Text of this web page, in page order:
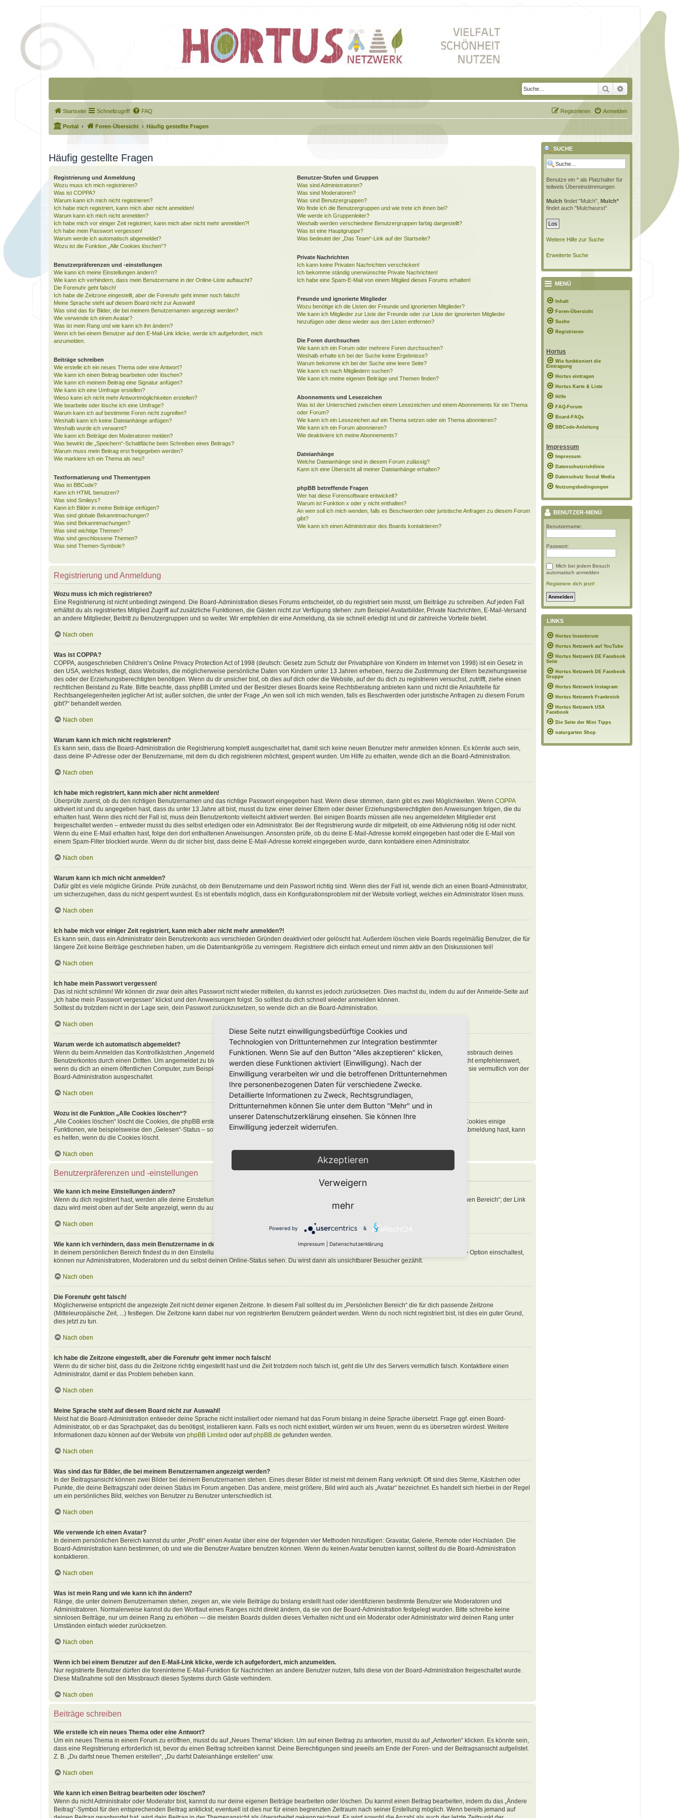
Suche Erweiterte Suche
Startseite Schnellzugriff FAQ Anmelden
Registrieren
Portal Foren-Übersicht Häufig gestellte Fragen
Häufig gestellte Fragen
Registrierung und Anmeldung
Wozu muss ich mich registrieren?
Was ist COPPA?
Warum kann ich mich nicht registrieren?
Ich habe mich registriert, kann mich aber nicht anmelden!
Warum kann ich mich nicht anmelden?
Ich habe mich vor einiger Zeit registriert, kann mich aber nicht mehr anmelden?!
Ich habe mein Passwort vergessen!
Warum werde ich automatisch abgemeldet?
Wozu ist die Funktion „Alle Cookies löschen“?
Benutzerpräferenzen und -einstellungen
Wie kann ich meine Einstellungen ändern?
Wie kann ich verhindern, dass mein Benutzername in der Online-Liste auftaucht?
Die Forenuhr geht falsch!
Ich habe die Zeitzone eingestellt, aber die Forenuhr geht immer noch falsch!
Meine Sprache steht auf diesem Board nicht zur Auswahl!
Was sind das für Bilder, die bei meinem Benutzernamen angezeigt werden?
Wie verwende ich einen Avatar?
Was ist mein Rang und wie kann ich ihn ändern?
Wenn ich bei einem Benutzer auf den E-Mail-Link klicke, werde ich aufgefordert, mich
anzumelden.
Beiträge schreiben
Wie erstelle ich ein neues Thema oder eine Antwort?
Wie kann ich einen Beitrag bearbeiten oder löschen?
Wie kann ich meinem Beitrag eine Signatur anfügen?
Wie kann ich eine Umfrage erstellen?
Wieso kann ich nicht mehr Antwortmöglichkeiten erstellen?
Wie bearbeite oder lösche ich eine Umfrage?
Warum kann ich auf bestimmte Foren nicht zugreifen?
Weshalb kann ich keine Dateianhänge anfügen?
Weshalb wurde ich verwarnt?
Wie kann ich Beiträge den Moderatoren melden?
Was bewirkt die „Speichern“-Schaltfläche beim Schreiben eines Beitrags?
Warum muss mein Beitrag erst freigegeben werden?
Wie markiere ich ein Thema als neu?
Textformatierung und Thementypen
Was ist BBCode?
Kann ich HTML benutzen?
Was sind Smileys?
Kann ich Bilder in meine Beiträge einfügen?
Was sind globale Bekanntmachungen?
Was sind Bekanntmachungen?
Was sind wichtige Themen?
Was sind geschlossene Themen?
Was sind Themen-Symbole?
Benutzer-Stufen und Gruppen
Was sind Administratoren?
Was sind Moderatoren?
Was sind Benutzergruppen?
Wo finde ich die Benutzergruppen und wie trete ich ihnen bei?
Wie werde ich Gruppenleiter?
Weshalb werden verschiedene Benutzergruppen farbig dargestellt?
Was ist eine Hauptgruppe?
Was bedeutet der „Das Team“-Link auf der Startseite?
Private Nachrichten
Ich kann keine Privaten Nachrichten verschicken!
Ich bekomme ständig unerwünschte Private Nachrichten!
Ich habe eine Spam-E-Mail von einem Mitglied dieses Forums erhalten!
Freunde und ignorierte Mitglieder
Wozu benötige ich die Listen der Freunde und ignorierten Mitglieder?
Wie kann ich Mitglieder zur Liste der Freunde oder zur Liste der ignorierten Mitglieder
hinzufügen oder diese wieder aus den Listen entfernen?
Die Foren durchsuchen
Wie kann ich ein Forum oder mehrere Foren durchsuchen?
Weshalb erhalte ich bei der Suche keine Ergebnisse?
Warum bekomme ich bei der Suche eine leere Seite?
Wie kann ich nach Mitgliedern suchen?
Wie kann ich meine eigenen Beiträge und Themen finden?
Abonnements und Lesezeichen
Was ist der Unterschied zwischen einem Lesezeichen und einem Abonnements für ein Thema
oder Forum?
Wie kann ich ein Lesezeichen auf ein Thema setzen oder ein Thema abonnieren?
Wie kann ich ein Forum abonnieren?
Wie deaktiviere ich meine Abonnements?
Dateianhänge
Welche Dateianhänge sind in diesem Forum zulässig?
Kann ich eine Übersicht all meiner Dateianhänge erhalten?
phpBB betreffende Fragen
Wer hat diese Forensoftware entwickelt?
Warum ist Funktion x oder y nicht enthalten?
An wen soll ich mich wenden, falls es Beschwerden oder juristische Anfragen zu diesem Forum
gibt?
Wie kann ich einen Administrator des Boards kontaktieren?
Registrierung und Anmeldung
Wozu muss ich mich registrieren?
Eine Registrierung ist nicht unbedingt zwingend. Die Board-Administration dieses Forums entscheidet, ob du registriert sein musst, um Beiträge zu schreiben. Auf jeden Fall
erhältst du als registriertes Mitglied Zugriff auf zusätzliche Funktionen, die Gästen nicht zur Verfügung stehen: zum Beispiel Avatarbilder, Private Nachrichten, E-Mail-Versand
an andere Mitglieder, Beitritt zu Benutzergruppen und so weiter. Wir empfehlen dir eine Anmeldung, da sie schnell erledigt ist und dir zahlreiche Vorteile bietet.
Nach oben
Was ist COPPA?
COPPA, ausgeschrieben Children’s Online Privacy Protection Act of 1998 (deutsch: Gesetz zum Schutz der Privatsphäre von Kindern im Internet von 1998) ist ein Gesetz in
den USA, welches festlegt, dass Websites, die möglicherweise persönliche Daten von Kindern unter 13 Jahren erheben, hierzu die Zustimmung der Eltern beziehungsweise
des oder der Erziehungsberechtigten benötigen. Wenn du dir unsicher bist, ob dies auf dich oder die Website, auf der du dich zu registrieren versuchst, zutrifft, ziehe einen
rechtlichen Beistand zu Rate. Bitte beachte, dass phpBB Limited und der Besitzer dieses Boards keine Rechtsberatung anbieten kann und nicht die Anlaufstelle für
Rechtsangelegenheiten jeglicher Art ist; außer solchen, die unter der Frage „An wen soll ich mich wenden, falls es Beschwerden oder juristische Anfragen zu diesem Forum
gibt?“ behandelt werden.
Nach oben
Warum kann ich mich nicht registrieren?
Es kann sein, dass die Board-Administration die Registrierung komplett ausgeschaltet hat, damit sich keine neuen Benutzer mehr anmelden können. Es könnte auch sein,
dass deine IP-Adresse oder der Benutzername, mit dem du dich registrieren möchtest, gesperrt wurden. Um Hilfe zu erhalten, wende dich an die Board-Administration.
Nach oben
Ich habe mich registriert, kann mich aber nicht anmelden!
Überprüfe zuerst, ob du den richtigen Benutzernamen und das richtige Passwort eingegeben hast. Wenn diese stimmen, dann gibt es zwei Möglichkeiten. Wenn COPPA
aktiviert ist und du angegeben hast, dass du unter 13 Jahre alt bist, musst du bzw. einer deiner Eltern oder deiner Erziehungsberechtigten den Anweisungen folgen, die du
erhalten hast. Wenn dies nicht der Fall ist, muss dein Benutzerkonto vielleicht aktiviert werden. Bei einigen Boards müssen alle neu angemeldeten Mitglieder erst
freigeschaltet werden – entweder musst du dies selbst erledigen oder ein Administrator. Bei der Registrierung wurde dir mitgeteilt, ob eine Aktivierung nötig ist oder nicht.
Wenn du eine E-Mail erhalten hast, folge den dort enthaltenen Anweisungen. Ansonsten prüfe, ob du deine E-Mail-Adresse korrekt eingegeben hast oder die E-Mail von
einem Spam-Filter blockiert wurde. Wenn du dir sicher bist, dass deine E-Mail-Adresse korrekt eingegeben wurde, dann kontaktiere einen Administrator.
Nach oben
Warum kann ich mich nicht anmelden?
Dafür gibt es viele mögliche Gründe. Prüfe zunächst, ob dein Benutzername und dein Passwort richtig sind. Wenn dies der Fall ist, wende dich an einen Board-Administrator,
um sicherzugehen, dass du nicht gesperrt wurdest. Es ist ebenfalls möglich, dass ein Konfigurationsproblem mit der Website vorliegt, welches ein Administrator lösen muss.
Nach oben
Ich habe mich vor einiger Zeit registriert, kann mich aber nicht mehr anmelden?!
Es kann sein, dass ein Administrator dein Benutzerkonto aus verschieden Gründen deaktiviert oder gelöscht hat. Außerdem löschen viele Boards regelmäßig Benutzer, die für
längere Zeit keine Beiträge geschrieben haben, um die Datenbankgröße zu verringern. Registriere dich einfach erneut und nimm aktiv an den Diskussionen teil!
Nach oben
Ich habe mein Passwort vergessen!
Das ist nicht schlimm! Wir können dir zwar dein altes Passwort nicht wieder mitteilen, du kannst es jedoch zurücksetzen. Dies machst du, indem du auf der Anmelde-Seite auf
„Ich habe mein Passwort vergessen“ klickst und den Anweisungen folgst. So solltest du dich schnell wieder anmelden können.
Solltest du trotzdem nicht in der Lage sein, dein Passwort zurückzusetzen, so wende dich an die Board-Administration.
Nach oben
Warum werde ich automatisch abgemeldet?
Wenn du beim Anmelden das Kontrollkästchen „Angemeldet bleiben“ nicht auswählst, wirst du nur für eine Sitzung angemeldet. Dies verhindert den Missbrauch deines
Benutzerkontos durch einen Dritten. Um angemeldet zu bleiben, kannst du das Kästchen „Angemeldet bleiben“ beim Anmelden auswählen. Dies ist nicht empfehlenswert,
wenn du dich an einem öffentlichen Computer, zum Beispiel in einem Internetcafé, befindest. Wenn diese Option nicht zur Verfügung steht, dann wurde sie vermutlich von der
Board-Administration ausgeschaltet.
Nach oben
Wozu ist die Funktion „Alle Cookies löschen“?
„Alle Cookies löschen“ löscht die Cookies, die phpBB erstellt hat und die dafür sorgen, dass du im Forum angemeldet bleibst. Außerdem ermöglichen Cookies einige
Funktionen, wie beispielsweise den „Gelesen“-Status – sofern sie von der Board-Administration aktiviert wurden. Wenn du Probleme bei der An- oder Abmeldung hast, kann
es helfen, wenn du die Cookies löscht.
Nach oben
Benutzerpräferenzen und -einstellungen
Wie kann ich meine Einstellungen ändern?
Wenn du dich registriert hast, werden alle deine Einstellungen in der Datenbank des Boards gespeichert. Um diese zu ändern, gehe in den „Persönlichen Bereich“; der Link
dazu wird meist oben auf der Seite angezeigt, wenn du auf deinen Benutzernamen klickst. Dort kannst du alle deine Einstellungen ändern.
Nach oben
Wie kann ich verhindern, dass mein Benutzername in der Online-Liste auftaucht?
In deinem persönlichen Bereich findest du in den Einstellungen eine Option „Meinen Online-Status während dieser Sitzung verbergen“. Wenn du diese Option einschaltest,
können nur Administratoren, Moderatoren und du selbst deinen Online-Status sehen. Du wirst dann als unsichtbarer Besucher gezählt.
Nach oben
Die Forenuhr geht falsch!
Möglicherweise entspricht die angezeigte Zeit nicht deiner eigenen Zeitzone. In diesem Fall solltest du im „Persönlichen Bereich“ die für dich passende Zeitzone
(Mitteleuropäische Zeit, ...) festlegen. Die Zeitzone kann dabei nur von registrierten Benutzern geändert werden. Wenn du noch nicht registriert bist, ist dies ein guter Grund,
dies jetzt zu tun.
Nach oben
Ich habe die Zeitzone eingestellt, aber die Forenuhr geht immer noch falsch!
Wenn du dir sicher bist, dass du die Zeitzone richtig eingestellt hast und die Zeit trotzdem noch falsch ist, geht die Uhr des Servers vermutlich falsch. Kontaktiere einen
Administrator, damit er das Problem beheben kann.
Nach oben
Meine Sprache steht auf diesem Board nicht zur Auswahl!
Meist hat die Board-Administration entweder deine Sprache nicht installiert oder niemand hat das Forum bislang in deine Sprache übersetzt. Frage ggf. einen Board-
Administrator, ob er das Sprachpaket, das du benötigst, installieren kann. Falls es noch nicht existiert, würden wir uns freuen, wenn du es übersetzen würdest. Weitere
Informationen dazu können auf der Website von phpBB Limited oder aufphpBB.de gefunden werden.
Nach oben
Was sind das für Bilder, die bei meinem Benutzernamen angezeigt werden?
In der Beitragsansicht können zwei Bilder bei deinem Benutzernamen stehen. Eines dieser Bilder ist meist mit deinem Rang verknüpft: Oft sind dies Sterne, Kästchen oder
Punkte, die deine Beitragszahl oder deinen Status im Forum angeben. Das andere, meist größere, Bild wird auch als „Avatar“ bezeichnet. Es handelt sich hierbei in der Regel
um ein persönliches Bild, welches von Benutzer zu Benutzer unterschiedlich ist.
Nach oben
Wie verwende ich einen Avatar?
In deinem persönlichen Bereich kannst du unter „Profil“ einen Avatar über eine der folgenden vier Methoden hinzufügen: Gravatar, Galerie, Remote oder Hochladen. Die
Board-Administration kann bestimmen, ob und wie die Benutzer Avatare benutzen können. Wenn du keinen Avatar benutzen kannst, solltest du die Board-Administration
kontaktieren.
Nach oben
Was ist mein Rang und wie kann ich ihn ändern?
Ränge, die unter deinem Benutzernamen stehen, zeigen an, wie viele Beiträge du bislang erstellt hast oder identifizieren bestimmte Benutzer wie Moderatoren und
Administratoren. Normalerweise kannst du den Wortlaut eines Ranges nicht direkt ändern, da sie von der Board-Administration festgelegt wurden. Bitte schreibe keine
sinnlosen Beiträge, nur um deinen Rang zu erhöhen — die meisten Boards dulden dieses Verhalten nicht und ein Moderator oder Administrator wird deinen Rang unter
Umständen einfach wieder zurücksetzen.
Nach oben
Wenn ich bei einem Benutzer auf den E-Mail-Link klicke, werde ich aufgefordert, mich anzumelden.
Nur registrierte Benutzer dürfen die foreninterne E-Mail-Funktion für Nachrichten an andere Benutzer nutzen, falls diese von der Board-Administration freigeschaltet wurde.
Diese Maßnahme soll den Missbrauch dieses Systems durch Gäste verhindern.
Nach oben
Beiträge schreiben
Wie erstelle ich ein neues Thema oder eine Antwort?
Um ein neues Thema in einem Forum zu eröffnen, musst du auf „Neues Thema“ klicken. Um auf einen Beitrag zu antworten, musst du auf „Antworten“ klicken. Es könnte sein,
dass eine Registrierung erforderlich ist, bevor du einen Beitrag schreiben kannst. Deine Berechtigungen sind jeweils am Ende der Foren- und der Beitragsansicht aufgelistet.
Z. B. „Du darfst neue Themen erstellen“, „Du darfst Dateianhänge erstellen“ usw.
Nach oben
Wie kann ich einen Beitrag bearbeiten oder löschen?
Wenn du nicht Administrator oder Moderator bist, kannst du nur deine eigenen Beiträge bearbeiten oder löschen. Du kannst einen Beitrag bearbeiten, indem du das „Ändere
Beitrag“-Symbol für den entsprechenden Beitrag anklickst; eventuell ist dies nur für einen begrenzten Zeitraum nach seiner Erstellung möglich. Wenn bereits jemand auf
SUCHE
Benutze ein * als Platzhalter für
teilweis Übereinstimmungen
Mulch findet "Mulch", Mulch*
findet auch "Mulchwurst"
Weitere Hilfe zur Suche
Erweiterte Suche
MENÜ
Inhalt
Foren-Übersicht
Suche
Registrieren
Hortus
Wie funktioniert die
Eintragung
Hortus eintragen
Hortus Karte & Liste
Hilfe
FAQ-Forum
Board-FAQs
BBCode-Anleitung
Impressum
Impressum
Datenschutzrichtlinie
Datenschutz Social Media
Nutzungsbedingungen
BENUTZER-MENÜ
Benutzername:
Passwort:
Mich bei jedem Besuch
automatisch anmelden
Registriere dich jetzt!
LINKS
Hortus Insectorum
Hortus Netzwerk auf YouTube
Hortus Netzwerk DE Facebook
Seite
Hortus Netzwerk DE Facebook
Gruppe
Hortus Netzwerk Instagram
Hortus Netzwerk Frankreich
Hortus Netzwerk USA
Facebook
Die Seite der Mini Tipps
naturgarten Shop
Diese Seite nutzt einwilligungsbedürftige Cookies und
Technologien von Drittunternehmen zur Integration bestimmter
Funktionen. Wenn Sie auf den Button "Alles akzeptieren" klicken,
werden diese Funktionen aktiviert (Einwilligung). Nach der
Einwilligung verarbeiten wir und die betroffenen Drittunternehmen
Ihre personenbezogenen Daten für verschiedene Zwecke.
Detaillierte Informationen zu Zweck, Rechtsgrundlagen,
Drittunternehmen können Sie unter dem Button "Mehr" und in
unserer Datenschutzerklärung einsehen. Sie können Ihre
Einwilligung jederzeit widerrufen.
Akzeptieren
Verweigern
mehr
Powered by &
Impressum Datenschutzerklärung